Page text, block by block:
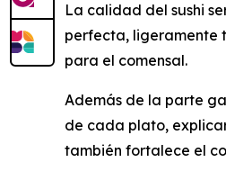
La calidad del sushi
perfecta, ligeramente
para el comensal.
Además de la parte
de cada plato,
también fortalece el